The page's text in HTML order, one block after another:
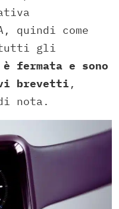
quindi come
tutti gli
fermata e sono
brevetti ,
nota.